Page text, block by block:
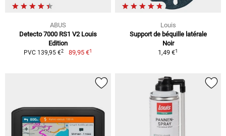
ABUS
Detecto 7000 RS1 V2 Louis
Edition
PVC 139,95 €2 89,95 €1
Louis
Support de béquille latérale
Noir
1,49 €1